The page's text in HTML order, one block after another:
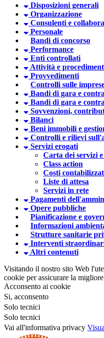
Disposizioni generali
Organizzazione
Consulenti e
Personale
Bandi di concorso
Performance
Enti controllati
Attività e
Provvedimenti
Controlli sulle
Bandi di gara e
Bandi di gara e
Sovvenzioni,
Bilanci
Beni immobili e
Controlli e rilievi
Servizi erogati
Carta dei servizi
Class action
Costi
Liste di attesa
Servizi in rete
Pagamenti
Opere pubbliche
Pianificazione e
Informazioni
Strutture sanitarie
Interventi
Altri contenuti
Visitando il nostro sito Web
cookie per assicurare la
Acconsento ai cookie
Si, acconsento
Solo tecnici
Solo tecnici
Vai all'informativa privacy